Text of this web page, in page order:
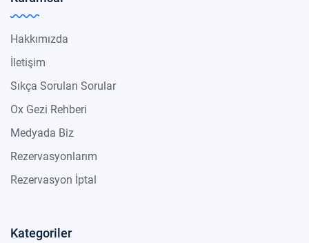
Hakkımızda
İletişim
Sıkça Sorulan Sorular
Ox Gezi Rehberi
Medyada Biz
Rezervasyonlarım
Rezervasyon İptal
Kategoriler